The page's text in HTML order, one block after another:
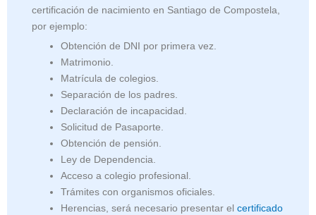
certificación de nacimiento en Santiago de Compostela,
por ejemplo:
Obtención de DNI por primera vez.
Matrimonio.
Matrícula de colegios.
Separación de los padres.
Declaración de incapacidad.
Solicitud de Pasaporte.
Obtención de pensión.
Ley de Dependencia.
Acceso a colegio profesional.
Trámites con organismos oficiales.
Herencias, será necesario presentar elcertificado